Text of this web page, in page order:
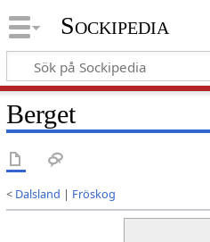
Sockipedia
Berget
< Dalsland | Fröskog